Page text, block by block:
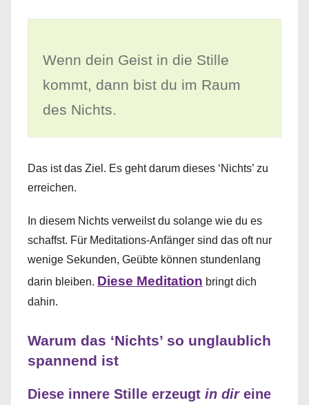
Wenn dein Geist in die Stille
kommt, dann bist du im Raum
des Nichts.
Das ist das Ziel. Es geht darum dieses ‘Nichts’ zu
erreichen.
In diesem Nichts verweilst du solange wie du es
schaffst. Für Meditations-Anfänger sind das oft nur
wenige Sekunden, Geübte können stundenlang
darin bleiben. Diese Meditation bringt dich
dahin.
Warum das ‘Nichts’ so unglaublich
spannend ist
Diese innere Stille erzeugt in direine